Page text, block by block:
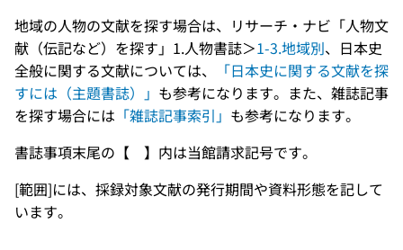
地域の人物の文献を探す場合は、リサーチ・ナビ「人物文
献（伝記など）を探す」1.人物書誌＞1-3.地域別、日本史
全般に関する文献については、
「日本史に関する文献を探
すには（主題書誌）」 も参考になります。また、雑誌記事
を探す場合には 「雑誌記事索引」 も参考になります。
書誌事項末尾の【 】内は当館請求記号です。
[範囲]には、採録対象文献の発行期間や資料形態を記して
います。